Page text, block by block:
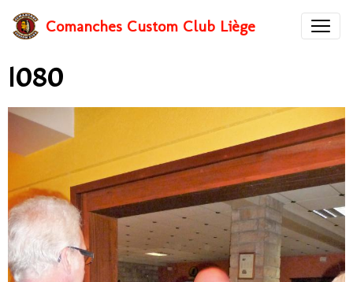
Comanches Custom Club Liège
I080